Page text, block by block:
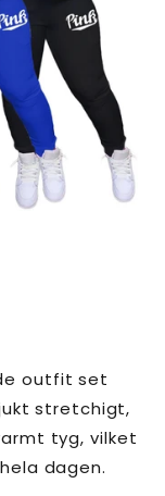
outfit set
stretchigt,
tyg, vilket
dagen.